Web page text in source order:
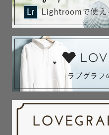
出身の兵庫、大学は大分・
でいます！
海外旅行が好きで今まで２
フッ軽さ、よく言って頂け
ゲスト様らしさを大切にあ
残します🕊️